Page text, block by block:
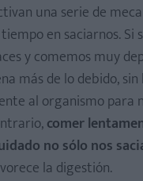
una serie de
en saciarnos. Si
y comemos muy
más de lo debido,
al organismo para
comer
no sólo nos
la digestión.